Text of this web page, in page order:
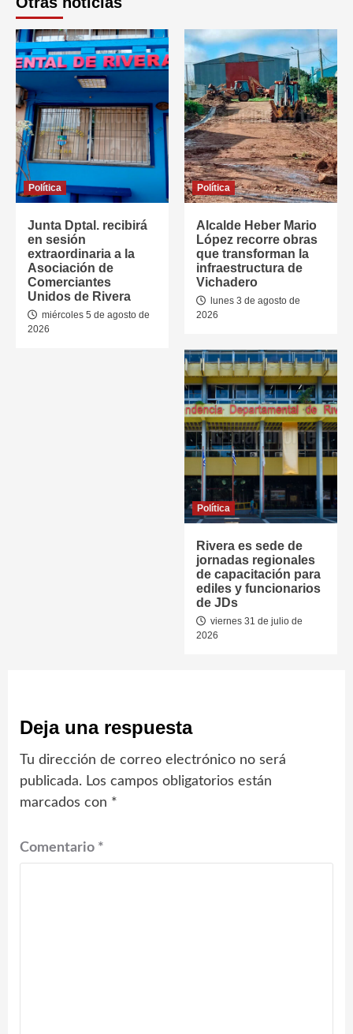
Política
Junta Dptal. recibirá
en sesión
extraordinaria a la
Asociación de
Comerciantes
Unidos de Rivera
miércoles 5 de agosto de
2026
Política
Alcalde Heber Mario
López recorre obras
que transforman la
infraestructura de
Vichadero
lunes 3 de agosto de
2026
Política
Rivera es sede de
jornadas regionales
de capacitación para
ediles y funcionarios
de JDs
viernes 31 de julio de
2026
Deja una respuesta
Tu dirección de correo electrónico no será
publicada. Los campos obligatorios están
marcados con *
Comentario *